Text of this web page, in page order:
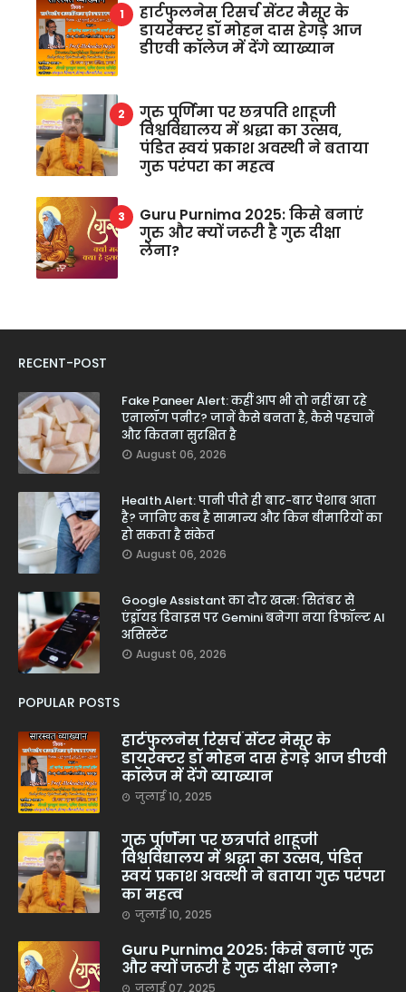
हार्टफुलनेस रिसर्च सेंटर मैसूर के
डायरेक्टर डॉ मोहन दास हेगड़े आज
डीएवी कॉलेज में देंगे व्याख्यान
गुरु पूर्णिमा पर छत्रपति शाहूजी
विश्वविद्यालय में श्रद्धा का उत्सव,
पंडित स्वयं प्रकाश अवस्थी ने बताया
गुरु परंपरा का महत्व
Guru Purnima 2025: किसे बनाएं
गुरु और क्यों जरूरी है गुरु दीक्षा
लेना?
RECENT-POST
Fake Paneer Alert: कहीं आप भी तो नहीं खा रहे
एनालॉग पनीर? जानें कैसे बनता है, कैसे पहचानें
और कितना सुरक्षित है
August 06, 2026
Health Alert: पानी पीते ही बार-बार पेशाब आता
है? जानिए कब है सामान्य और किन बीमारियों का
हो सकता है संकेत
August 06, 2026
Google Assistant का दौर खत्म: सितंबर से
एंड्रॉयड डिवाइस पर Gemini बनेगा नया डिफॉल्ट AI
असिस्टेंट
August 06, 2026
POPULAR POSTS
हार्टफुलनेस रिसर्च सेंटर मैसूर के
डायरेक्टर डॉ मोहन दास हेगड़े आज डीएवी
कॉलेज में देंगे व्याख्यान
जुलाई 10, 2025
गुरु पूर्णिमा पर छत्रपति शाहूजी
विश्वविद्यालय में श्रद्धा का उत्सव, पंडित
स्वयं प्रकाश अवस्थी ने बताया गुरु परंपरा
का महत्व
जुलाई 10, 2025
Guru Purnima 2025: किसे बनाएं गुरु
और क्यों जरूरी है गुरु दीक्षा लेना?
जुलाई 07, 2025